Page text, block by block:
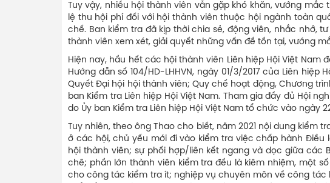
Tuy vậy, nhiều hội thành viên vẫn gặp khó khăn, vướng
lệ thu hội phí đối với hội thành viên thuộc hội ngành toàn
chế. Ban kiểm tra đã kịp thời chia sẻ, động viên, nhắc nhở,
thành viên xem xét, giải quyết những vấn đề tồn tại, vướng
Hiện nay, hầu hết các hội thành viên Liên hiệp Hội Việt
Hướng dẫn số 104/HD-LHHVN, ngày 01/3/2017 của Liên
Quyết Đại hội hội thành viên; Quy chế hoạt động, Chương
ban Kiểm tra Liên hiệp Hội Việt Nam. Tham gia đầy đủ Hội
do Ủy ban Kiểm tra Liên hiệp Hội Việt Nam tổ chức vào ngày
Tuy nhiên, theo ông Thao cho biết, năm 2021 nội dung
ở các hội, chủ yếu mới đi vào kiểm tra việc chấp hành
hội thành viên; sự phối hợp/liên kết ngang và dọc giữa các
chẽ; phần lớn thành viên kiểm tra đều là kiêm nhiệm, một
cho công tác kiểm tra ít; nghiệp vụ chuyên môn về công